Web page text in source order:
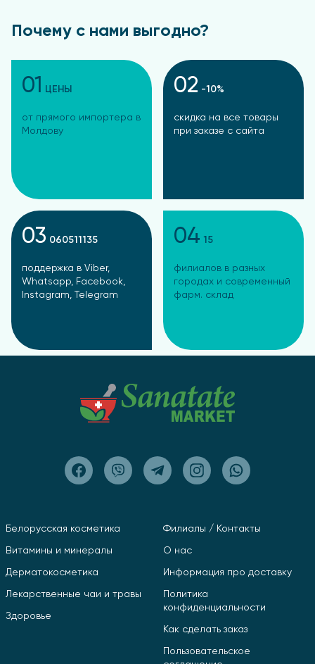
Почему с нами выгодно?
01 ЦЕНЫ
от прямого импортера в
Молдову
02 -10%
скидка на все товары
при заказе с сайта
03 060511135
поддержка в Viber,
Whatsapp, Facebook,
Instagram, Telegram
04 15
филиалов в разных
городах и современный
фарм. склад
Белорусская косметика
Витамины и минералы
Дерматокосметика
Лекарственные чаи и травы
Здоровье
Филиалы / Контакты
О нас
Информация про доставку
Политика
конфиденциальности
Как сделать заказ
Пользовательское